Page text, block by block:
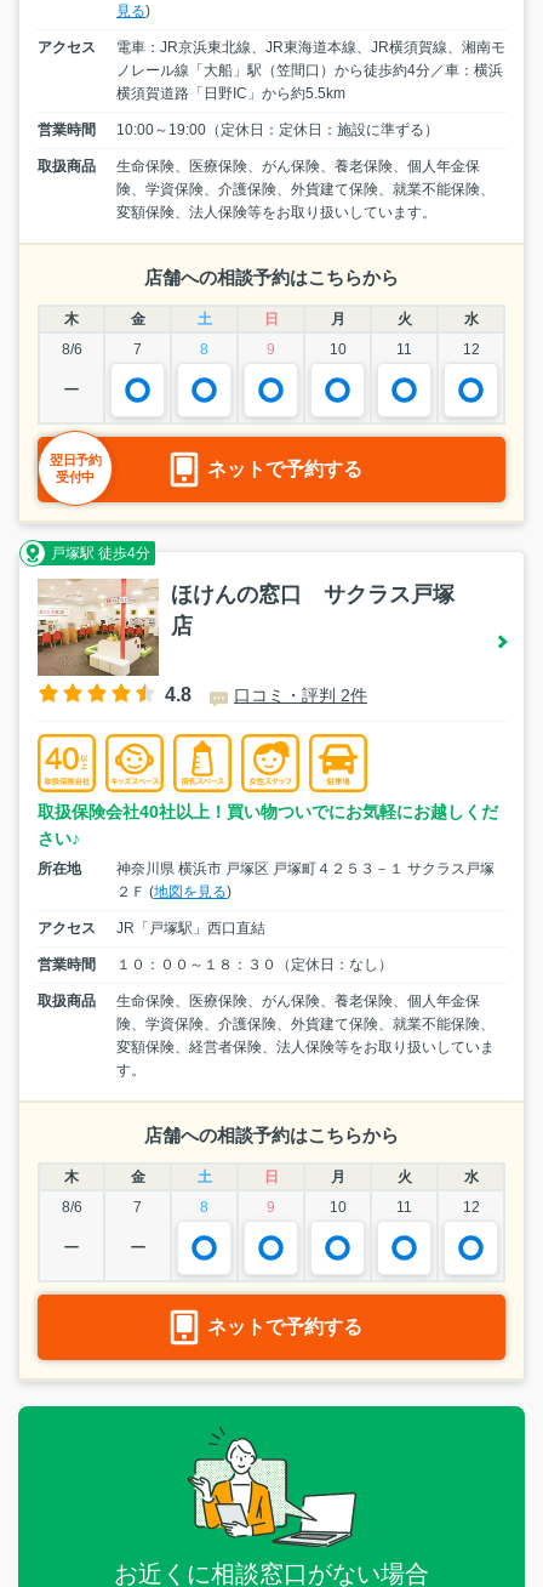
見る)
アクセス
電車：JR京浜東北線、JR東海道本線、JR横須賀線、湘南モ
ノレール線「大船」駅（笠間口）から徒歩約4分／車：横浜
横須賀道路「日野IC」から約5.5km
営業時間 10:00～19:00（定休日：定休日：施設に準ずる）
取扱商品
生命保険、医療保険、がん保険、養老保険、個人年金保
険、学資保険、介護保険、外貨建て保険、就業不能保険、
変額保険、法人保険等をお取り扱いしています。
店舗への相談予約はこちらから
木 金 土 日 月 火
水
8/6
7 8 9 10 11 12
ー
ネットで予約する
翌日予約
受付中
戸塚駅 徒歩4分
ほけんの窓口 サクラス戸塚
店
4.8 口コミ・評判 2件
取扱保険会社40社以上！買い物ついでにお気軽にお越しくだ
さい♪
所在地
神奈川県 横浜市 戸塚区 戸塚町４２５３－１ サクラス戸塚
２Ｆ (地図を見る)
アクセス JR「戸塚駅」西口直結
営業時間 １０：００～１８：３０（定休日：なし）
取扱商品
生命保険、医療保険、がん保険、養老保険、個人年金保
険、学資保険、介護保険、外貨建て保険、就業不能保険、
変額保険、経営者保険、法人保険等をお取り扱いしていま
す。
店舗への相談予約はこちらから
木 金 土 日 月 火
水
8/6
7 8 9 10 11 12
ー ー
ネットで予約する
お近くに相談窓口がない場合